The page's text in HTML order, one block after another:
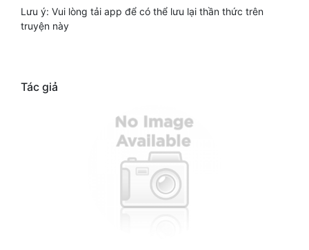
Lưu ý: Vui lòng tải app để có thể lưu lại thần thức trên
truyện này
Tác giả